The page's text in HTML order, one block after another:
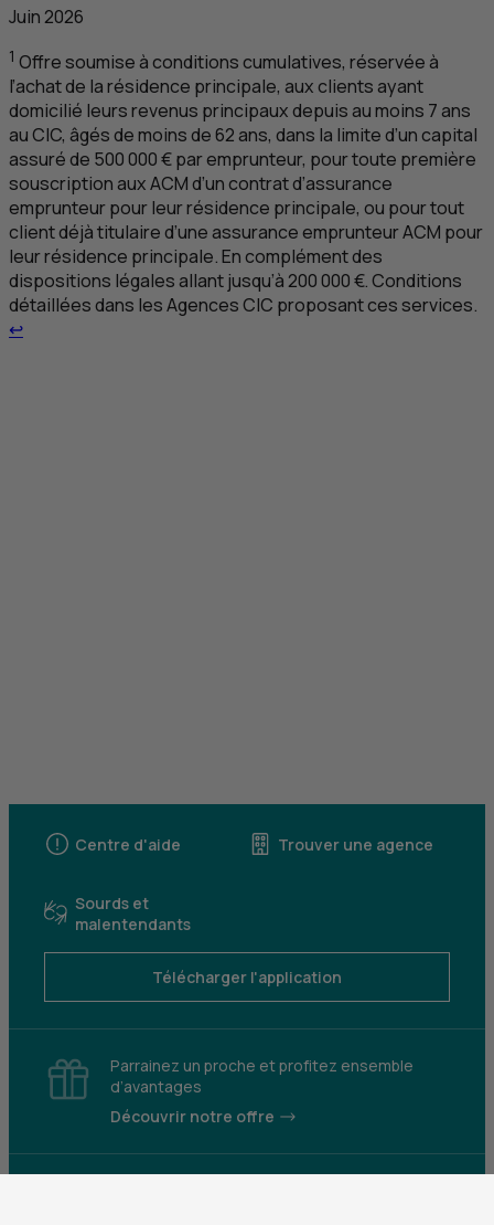
Juin 2026
1 Offre soumise à conditions cumulatives, réservée à
l’achat de la résidence principale, aux clients ayant
domicilié leurs revenus principaux depuis au moins 7 ans
auCIC, âgés de moins de 62 ans, dans la limite d’un capital
assuré de 500 000 € par emprunteur, pour toute première
souscription auxACMd’un contrat d’assurance
emprunteur pour leur résidence principale, ou pour tout
client déjà titulaire d’une assurance emprunteurACM pour
leur résidence principale. En complément des
dispositions légales allant jusqu’à 200 000 €. Conditions
détaillées dans les AgencesCIC proposant ces services.
↩Retour au renvoi 1
Centre d'aide Trouver une agence
Sourds et
malentendants
Télécharger l'application
Parrainez un proche et profitez ensemble
d’avantages
Découvrir notre offre